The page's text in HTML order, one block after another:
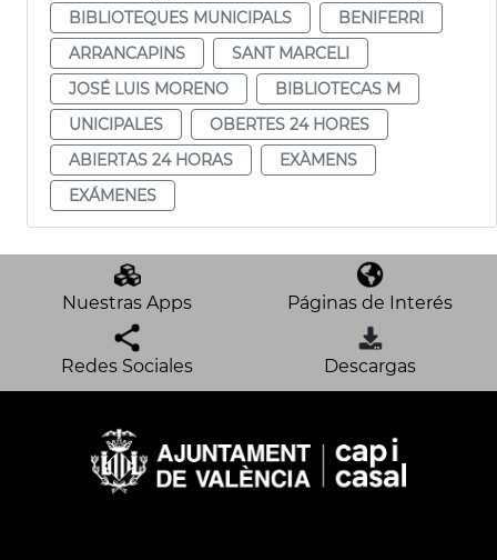
BIBLIOTEQUES MUNICIPALS
BENIFERRI
ARRANCAPINS
SANT MARCELI
JOSÉ LUIS MORENO
BIBLIOTECAS M
UNICIPALES
OBERTES 24 HORES
ABIERTAS 24 HORAS
EXÀMENS
EXÁMENES
Nuestras Apps Páginas de Interés
Redes Sociales Descargas